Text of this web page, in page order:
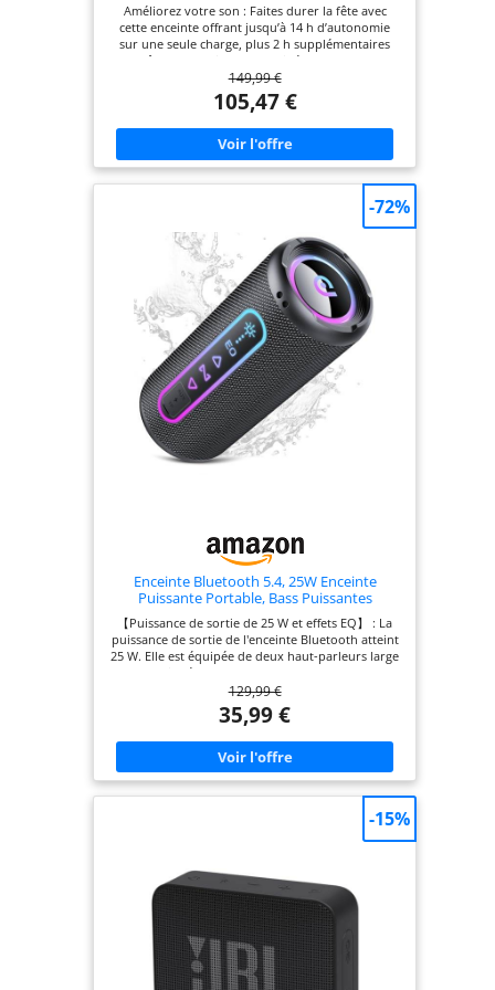
Améliorez votre son : Faites durer la fête avec
cette enceinte offrant jusqu’à 14 h d’autonomie
sur une seule charge, plus 2 h supplémentaires
grâce au Playtime Boost ; idéale pour une
utilisation en intérieur comme en extérieur Un
son puissant : Profitez de basses percutantes et
d’aigus cristallins grâce au nouveau design dôme ;
l'IA Sound Boost optimise les performances
acoustiques pour un son clair et sans distorsion
Conçue pour le fun : Faites tomber la JBL Flip 7
jusqu’à 1 mètre, emmenez-la sous la douche ou
jamais Emportez-la partout : Des fêtes sur la plage
aux soirées cosy, la JBL Flip 7 transforme chaque
moment en expérience inoubliable ; boostez votre
son en la connectant à plusieurs enceintes
compatibles Auracast Personnalisable et portable :
Le système PushLock propose des accessoires
interchangeables, vous permettant de fixer,
suspendre ou transporter votre enceinte à la main
; une sangle et un mousqueton sont inclus
149,99 €
105,47 €
Enceinte Bluetooth 5.4, 25W Enceinte
Puissante Portable, Bass Puissantes
【Puissance de sortie de 25 W et effets EQ】 : La
puissance de sortie de l'enceinte Bluetooth atteint
25 W. Elle est équipée de deux haut-parleurs large
bande indépendants de 52 mm, capables de
couvrir un espace allant jusqu'à 100 m², vous
offrant ainsi un son stéréo HIFI clair. Un
microphone intégré permet de passer des appels
en mains libres. Deux modes d'égaliseur
professionnels sont proposés : un mode graves
puissant et dynamique, et un mode vocal clair
pour l'extérieur, s'adaptant à différents styles
de 24 heures】 : L'enceinte dispose d'une batterie
de 4000 mAh. Avec l'éclairage éteint et à faible
continu pendant 24 heures. En l'absence de
connexion Bluetooth pendant 10 minutes, elle
s'éteint automatiquement, ce qui permet
d'économiser l'énergie. Lorsque la batterie est
faible, un signal sonore se déclenche ; si le niveau
est trop bas, l'enceinte s'éteint automatiquement.
Le port de charge rapide USB-C permet une
129,99 €
35,99 €
-72%
-15%